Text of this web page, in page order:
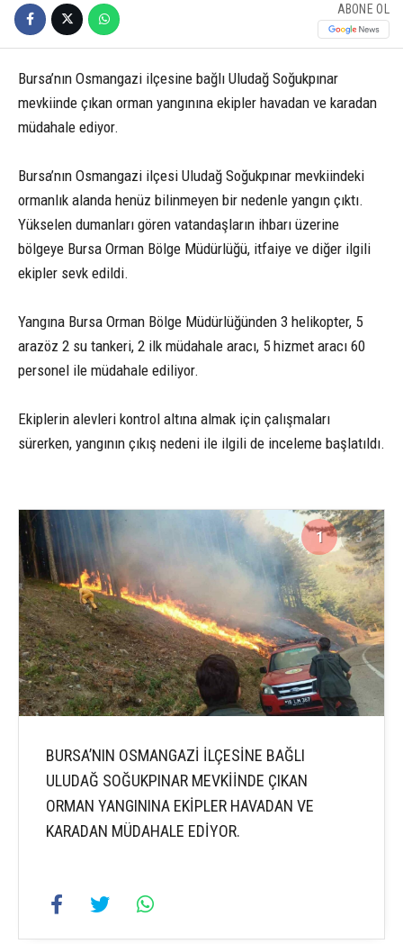
ABONE OL
Bursa’nın Osmangazi ilçesine bağlı Uludağ Soğukpınar
mevkiinde çıkan orman yangınına ekipler havadan ve karadan
müdahale ediyor.
Bursa’nın Osmangazi ilçesi Uludağ Soğukpınar mevkiindeki
ormanlık alanda henüz bilinmeyen bir nedenle yangın çıktı.
Yükselen dumanları gören vatandaşların ihbarı üzerine
bölgeye Bursa Orman Bölge Müdürlüğü, itfaiye ve diğer ilgili
ekipler sevk edildi.
Yangına Bursa Orman Bölge Müdürlüğünden 3 helikopter, 5
arazöz 2 su tankeri, 2 ilk müdahale aracı, 5 hizmet aracı 60
personel ile müdahale ediliyor.
Ekiplerin alevleri kontrol altına almak için çalışmaları
sürerken, yangının çıkış nedeni ile ilgili de inceleme başlatıldı.
1 3
BURSA’NIN OSMANGAZİ İLÇESİNE BAĞLI
ULUDAĞ SOĞUKPINAR MEVKİİNDE ÇIKAN
ORMAN YANGININA EKİPLER HAVADAN VE
KARADAN MÜDAHALE EDİYOR.